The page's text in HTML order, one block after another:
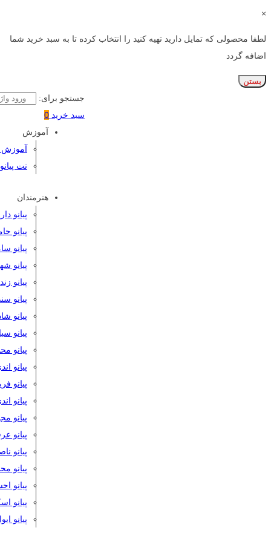
×
لطفا محصولی که تمایل دارید تهیه کنید را انتخاب کرده تا به سبد خرید شما
اضافه گردد
بستن
جستجو برای:
سبد خرید 0
آموزش
آموزش
نت پیانو
هنرمندان
پیانو
پیانو
پیانو
پیانو
پیانو
پیانو
پیانو
پیانو
پیانو
پیانو
پیانو
پیانو
پیانو
پیانو
پیانو
پیانو
پیانو
پیانو
پیانو